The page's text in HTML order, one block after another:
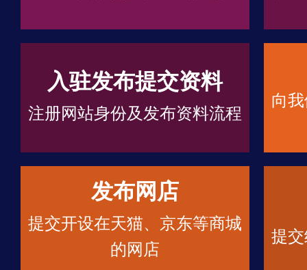
入驻发布提交资料
注册网站身份及发布资料流程
向
发布网店
提交开设在天猫、京东等商城
的网店
提